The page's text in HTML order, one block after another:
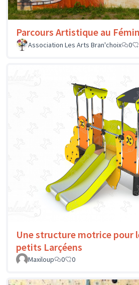
Parcours Artistique au
Association Les Arts Bran'choix
0
Une structure motrice pour
petits Larçéens
Maxiloup
0 0